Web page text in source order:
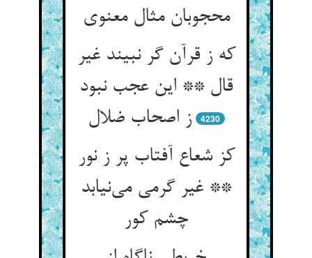
محجوبان مثال معنوی
که ز قرآن گر نبیند غیر
قال ** این عجب نبود
ز اصحاب ضلال
4230
کز شعاع آفتاب پر ز نور
** غیر گرمی می‌نیابد
چشم کور